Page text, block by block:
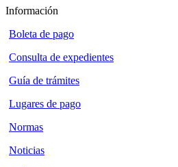
Información
Boleta de pago
Consulta de expedientes
Guía de trámites
Lugares de pago
Normas
Noticias